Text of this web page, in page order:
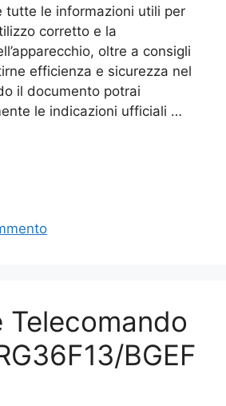
tutte le informazioni utili per
corretto e la
oltre a consigli
efficienza e sicurezza nel
il documento potrai
le indicazioni ufficiali …
Telecomando
BGEF